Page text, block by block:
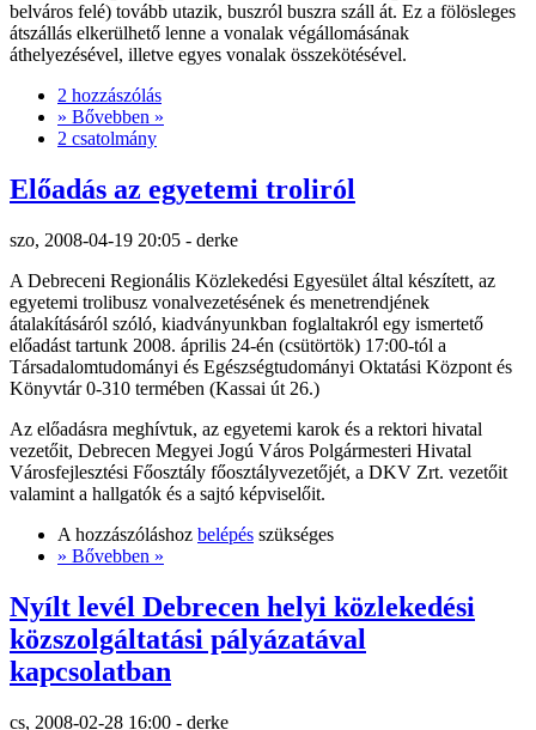
belváros felé) tovább utazik, buszról buszra száll át. Ez a fölösleges
átszállás elkerülhető lenne a vonalak végállomásának
áthelyezésével, illetve egyes vonalak összekötésével.
2 hozzászólás
» Bővebben »
2 csatolmány
Előadás az egyetemi troliról
szo, 2008-04-19 20:05 - derke
A Debreceni Regionális Közlekedési Egyesület által készített, az
egyetemi trolibusz vonalvezetésének és menetrendjének
átalakításáról szóló, kiadványunkban foglaltakról egy ismertető
előadást tartunk 2008. április 24-én (csütörtök) 17:00-tól a
Társadalomtudományi és Egészségtudományi Oktatási Központ és
Könyvtár 0-310 termében (Kassai út 26.)
Az előadásra meghívtuk, az egyetemi karok és a rektori hivatal
vezetőit, Debrecen Megyei Jogú Város Polgármesteri Hivatal
Városfejlesztési Főosztály főosztályvezetőjét, a DKV Zrt. vezetőit
valamint a hallgatók és a sajtó képviselőit.
A hozzászóláshoz belépés szükséges
» Bővebben »
Nyílt levél Debrecen helyi közlekedési
közszolgáltatási pályázatával
kapcsolatban
cs, 2008-02-28 16:00 - derke